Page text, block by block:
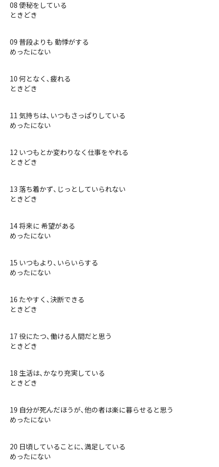
08 便秘をしている
ときどき
09 普段よりも 動悸がする
めったにない
10 何となく、疲れる
ときどき
11 気持ちは、いつもさっぱりしている
めったにない
12 いつもとか変わりなく仕事をやれる
ときどき
13 落ち着かず、じっとしていられない
ときどき
14 将来に 希望がある
めったにない
15 いつもより、いらいらする
めったにない
16 たやすく、決断できる
ときどき
17 役にたつ、働ける人間だと思う
ときどき
18 生活は、かなり充実している
ときどき
19 自分が死んだほうが、他の者は楽に暮らせると思う
めったにない
20 日頃していることに、満足している
めったにない